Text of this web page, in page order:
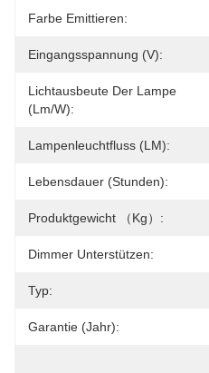
Farbe Emittieren:
Eingangsspannung (V):
Lichtausbeute Der Lampe
(lm/w):
Lampenleuchtfluss (LM):
Lebensdauer (Stunden):
Produktgewicht （kg）:
Dimmer Unterstützen:
Typ:
Garantie (Jahr):